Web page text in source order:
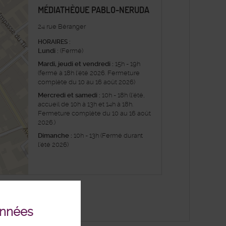
MÉDIATHÈQUE PABLO-NERUDA
24 rue Béranger
HORAIRES :
Lundi : (Fermé)
Mardi, jeudi et vendredi : 15h - 19h
(fermé à 18h l'été 2026. Fermeture
complète du 10 au 16 août 2026)
Mercredi et samedi : 10h - 18h (l'été,
accueil de 10h à 13h et 14h à 18h.
Fermeture complète du 10 au 16 août
2026.)
Dimanche : 10h - 13h (Fermé durant
l'été 2026)